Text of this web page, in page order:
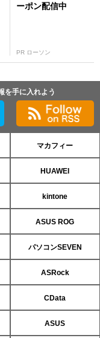
ーポン配信中
PR ローソン
を手に入れよう
マカフィー
HUAWEI
kintone
ASUS ROG
パソコンSEVEN
ASRock
CData
ASUS